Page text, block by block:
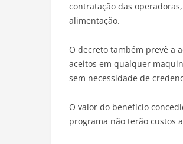
contratação das
alimentação.
O decreto também prevê a
aceitos em qualquer
sem necessidade de
O valor do benefício
programa não terão custos